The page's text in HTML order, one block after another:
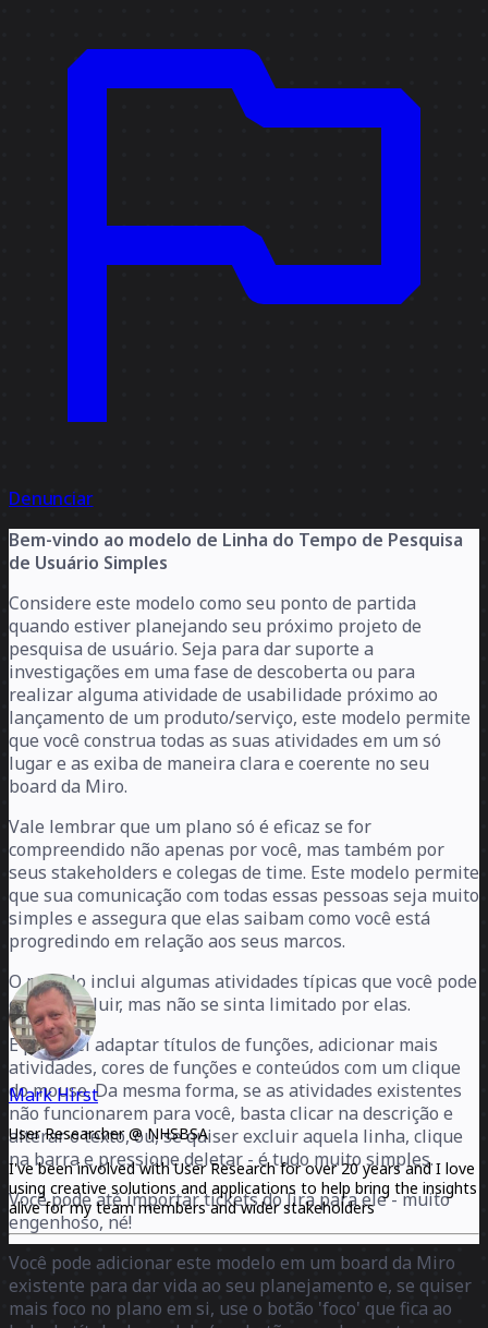
Denunciar
Bem-vindo ao modelo de Linha do Tempo de Pesquisa
de Usuário Simples
Considere este modelo como seu ponto de partida
quando estiver planejando seu próximo projeto de
pesquisa de usuário. Seja para dar suporte a
investigações em uma fase de descoberta ou para
realizar alguma atividade de usabilidade próximo ao
lançamento de um produto/serviço, este modelo permite
que você construa todas as suas atividades em um só
lugar e as exiba de maneira clara e coerente no seu
board da Miro.
Vale lembrar que um plano só é eficaz se for
compreendido não apenas por você, mas também por
seus stakeholders e colegas de time. Este modelo permite
que sua comunicação com todas essas pessoas seja muito
simples e assegura que elas saibam como você está
progredindo em relação aos seus marcos.
O modelo inclui algumas atividades típicas que você pode
querer incluir, mas não se sinta limitado por elas.
É possível adaptar títulos de funções, adicionar mais
atividades, cores de funções e conteúdos com um clique
do mouse. Da mesma forma, se as atividades existentes
não funcionarem para você, basta clicar na descrição e
alterar o texto, ou, se quiser excluir aquela linha, clique
na barra e pressione deletar - é tudo muito simples.
Você pode até importar tickets do Jira para ele - muito
engenhoso, né!
Você pode adicionar este modelo em um board da Miro
existente para dar vida ao seu planejamento e, se quiser
mais foco no plano em si, use o botão 'foco' que fica ao
Mark Hirst
User Researcher @ NHSBSA
I've been involved with User Research for over 20 years and I love
using creative solutions and applications to help bring the insights
alive for my team members and wider stakeholders